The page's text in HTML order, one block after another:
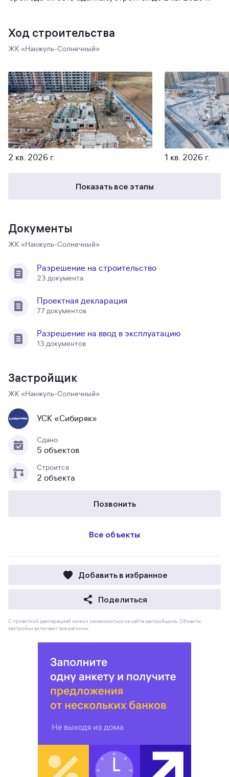
Ход строительства
ЖК «Нанжуль-Солнечный»
2 кв. 2026 г. 1 кв. 2026 г.
Показать все этапы
Документы
ЖК «Нанжуль-Солнечный»
Разрешение на строительство
23 документа
Проектная декларация
77 документов
Разрешение на ввод в эксплуатацию
13 документов
Застройщик
ЖК «Нанжуль-Солнечный»
УСК «Сибиряк»
Сдано
5 объектов
Строится
2 объекта
Позвонить
Все объекты
Добавить в избранное
Поделиться
С проектной декларацией можно ознакомиться на сайте застройщика. Объекты
застройки включают все регионы.